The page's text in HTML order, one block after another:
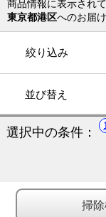
商品情報に表示され
東京都港区へのお届
絞り込み
並び替え
選択中の条件：
掃